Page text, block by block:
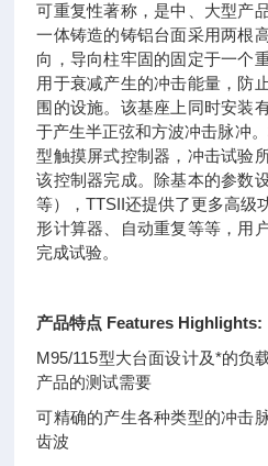
可重复性著称，是中、大型产
一体铸造的铸铝台面采用两根
向，导向柱牢固的固定于一个
用于衰减产生的冲击能量，防
围的设施。该基座上同时安装
于产生半正弦和方波冲击脉冲
型触摸屏式控制器，冲击试验
该控制器完成。除基本的参数
等），TTSII还提供了更多高级
形计算器、自动重复等等，用
完成试验。
产品特点 Features Highlights:
M95/115型大台面设计及*的负
产品的测试需要
可精确的产生各种类型的冲击
齿波